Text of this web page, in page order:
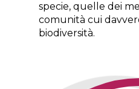
specie, quelle dei
comunità cui
biodiversità.